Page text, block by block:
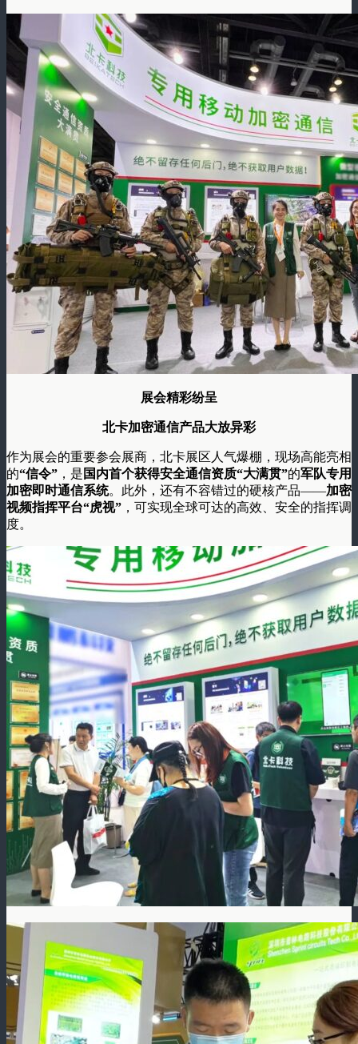
展会精彩纷呈
北卡加密通信产品大放异彩
作为展会的重要参会展商，北卡展区人气爆棚，现场高能亮相
的“信令” ，是 国内首个获得安全通信资质“大满贯”的军队专用
加密即时通信系统。此外，还有不容错过的硬核产品——加密
视频指挥平台“虎视” ，可实现全球可达的高效、安全的指挥调
度。